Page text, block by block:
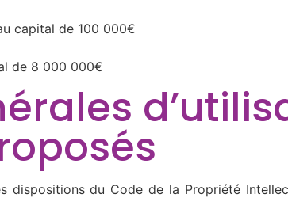
capital de 100 000€
de 8 000 000€
du Code de la Propriété